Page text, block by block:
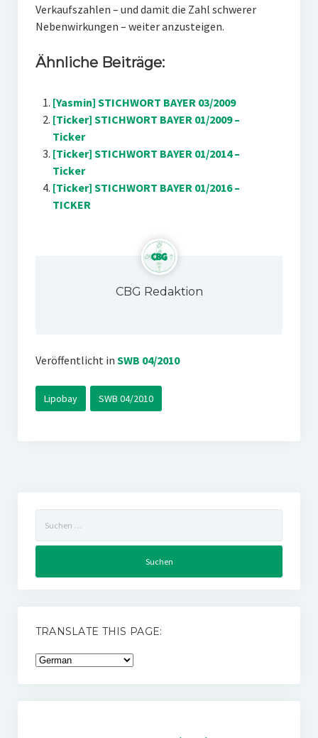
Verkaufszahlen – und damit die Zahl schwerer
Nebenwirkungen – weiter anzusteigen.
Ähnliche Beiträge:
[Yasmin] STICHWORT BAYER 03/2009
[Ticker] STICHWORT BAYER 01/2009 –
Ticker
[Ticker] STICHWORT BAYER 01/2014 –
Ticker
[Ticker] STICHWORT BAYER 01/2016 –
TICKER
CBG Redaktion
Veröffentlicht in SWB 04/2010
Lipobay SWB 04/2010
nach:
TRANSLATE THIS PAGE: